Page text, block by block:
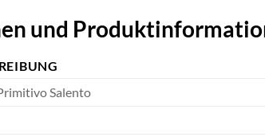
und
Salento